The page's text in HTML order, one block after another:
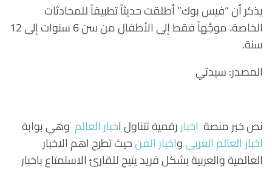
يذكر أن “فيس بوك” أطلقت حديثاً تطبيقاً للمحادثات
الخاصة، موجَّهاً فقط إلى الأطفال من سن 6 سنوات إلى 12
سنة.
المصدر: سيدتي
نص خبر منصة اخباررقمية تتناولاخبار العالم وهي بوابة
اخبار العالم العربيواخبار الفنحيث تطرح اهم الاخبار
العالمية والعربية بشكل فريد يتيح للقارئ الاستمتاع باخبار